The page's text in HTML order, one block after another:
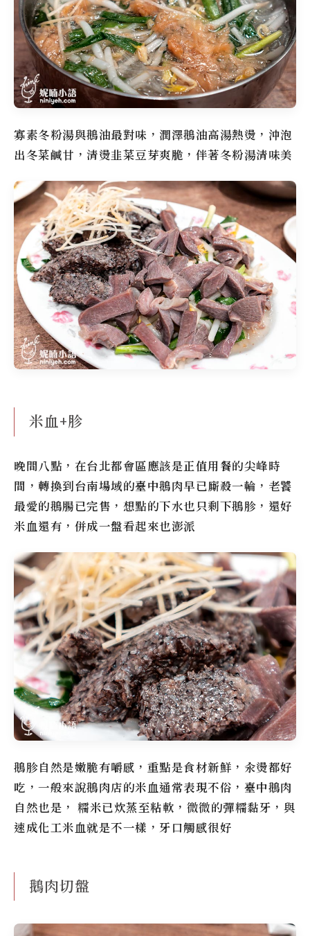
寡素冬粉湯與鵝油最對味，潤澤鵝油高湯熱燙，沖泡
出冬菜鹹甘，清燙韭菜豆芽爽脆，伴著冬粉湯清味美
米血+胗
晚間八點，在台北都會區應該是正值用餐的尖峰時
間，轉換到台南場域的臺中鵝肉早已廝殺一輪，老饕
最愛的鵝腸已完售，想點的下水也只剩下鵝胗，還好
米血還有，併成一盤看起來也澎派
鵝胗自然是嫩脆有嚼感，重點是食材新鮮，汆燙都好
吃，一般來說鵝肉店的米血通常表現不俗，臺中鵝肉
自然也是， 糯米已炊蒸至粘軟，微微的彈糯黏牙，與
速成化工米血就是不一樣，牙口觸感很好
鵝肉切盤